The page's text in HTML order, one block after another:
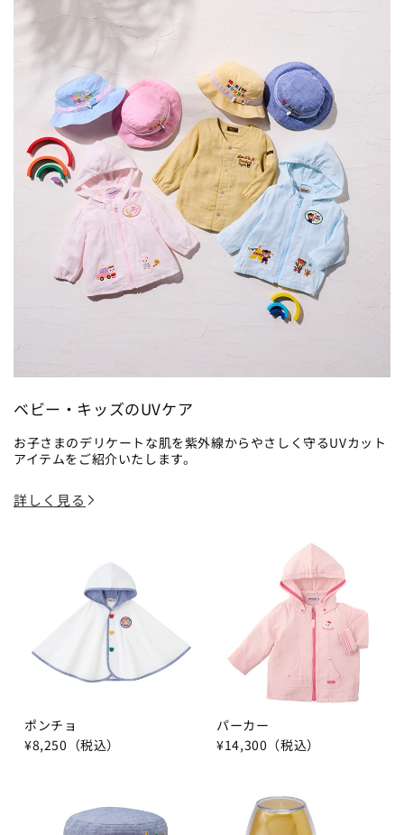
ベビー・キッズのUVケア
お子さまのデリケートな肌を紫外線からやさしく守るUVカット
アイテムをご紹介いたします。
詳しく見る
ポンチョ
¥8,250（税込）
パーカー
¥14,300（税込）